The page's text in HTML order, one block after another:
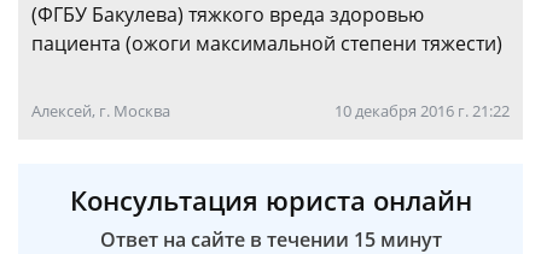
(ФГБУ Бакулева) тяжкого вреда здоровью
пациента (ожоги максимальной степени тяжести)
Алексей, г. Москва 10 декабря 2016 г. 21:22
Консультация юриста онлайн
Ответ на сайте в течении 15 минут